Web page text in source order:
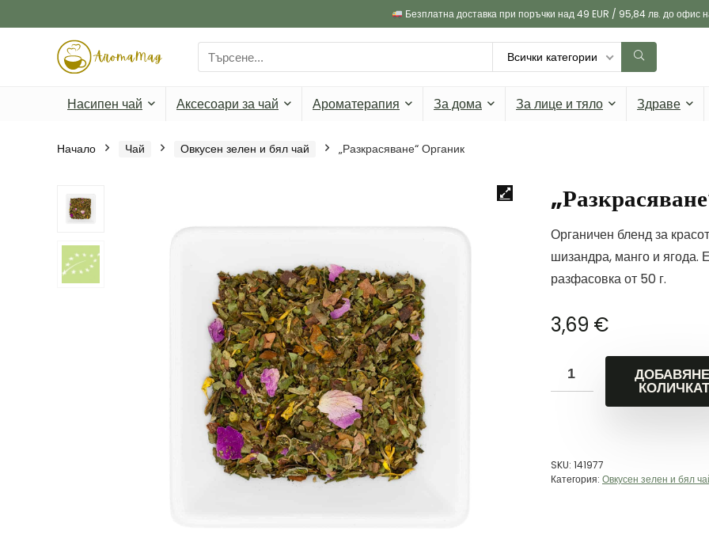
Безплатна доставка при поръчки над 49 EUR / 95,84 лв. до офис
Search
for:
Всички категории
Насипен чай Аксесоари за чай Ароматерапия За дома За лице и тяло Здраве
Начало Чай Овкусен зелен и бял чай „Разкрасяване“ Органик
Органичен бленд за
шизандра, манго и ягода.
разфасовка от 50 г.
3,69 €
SKU: 141977
Категория: Овкусен зелен и бял